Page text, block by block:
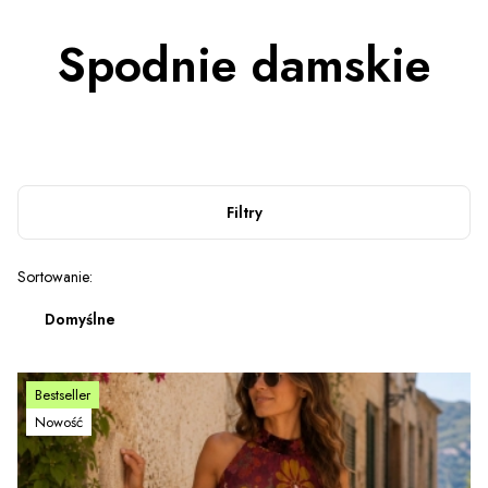
Spodnie damskie
Filtry
Lista produktów
Sortowanie:
Domyślne
Bestseller
Nowość